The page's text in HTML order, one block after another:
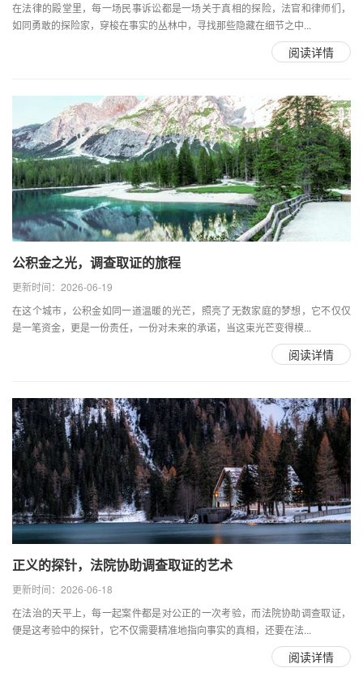
在法律的殿堂里，每一场民事诉讼都是一场关于真相的探险，法官和律师们，
如同勇敢的探险家，穿梭在事实的丛林中，寻找那些隐藏在细节之中...
阅读详情
公积金之光，调查取证的旅程
更新时间：2026-06-19
在这个城市，公积金如同一道温暖的光芒，照亮了无数家庭的梦想，它不仅仅
是一笔资金，更是一份责任，一份对未来的承诺，当这束光芒变得模...
阅读详情
正义的探针，法院协助调查取证的艺术
更新时间：2026-06-18
在法治的天平上，每一起案件都是对公正的一次考验，而法院协助调查取证，
便是这考验中的探针，它不仅需要精准地指向事实的真相，还要在法...
阅读详情